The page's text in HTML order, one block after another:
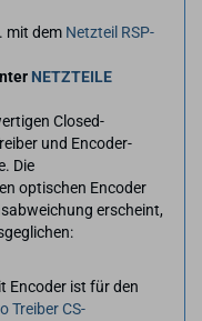
mit dem Netzteil RSP-
NETZTEILE
Closed-
und Encoder-
Die
optischen Encoder
erscheint,
Encoder ist für den
Treiber CS-